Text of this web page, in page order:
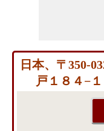
日本、〒350-
戸１８４−